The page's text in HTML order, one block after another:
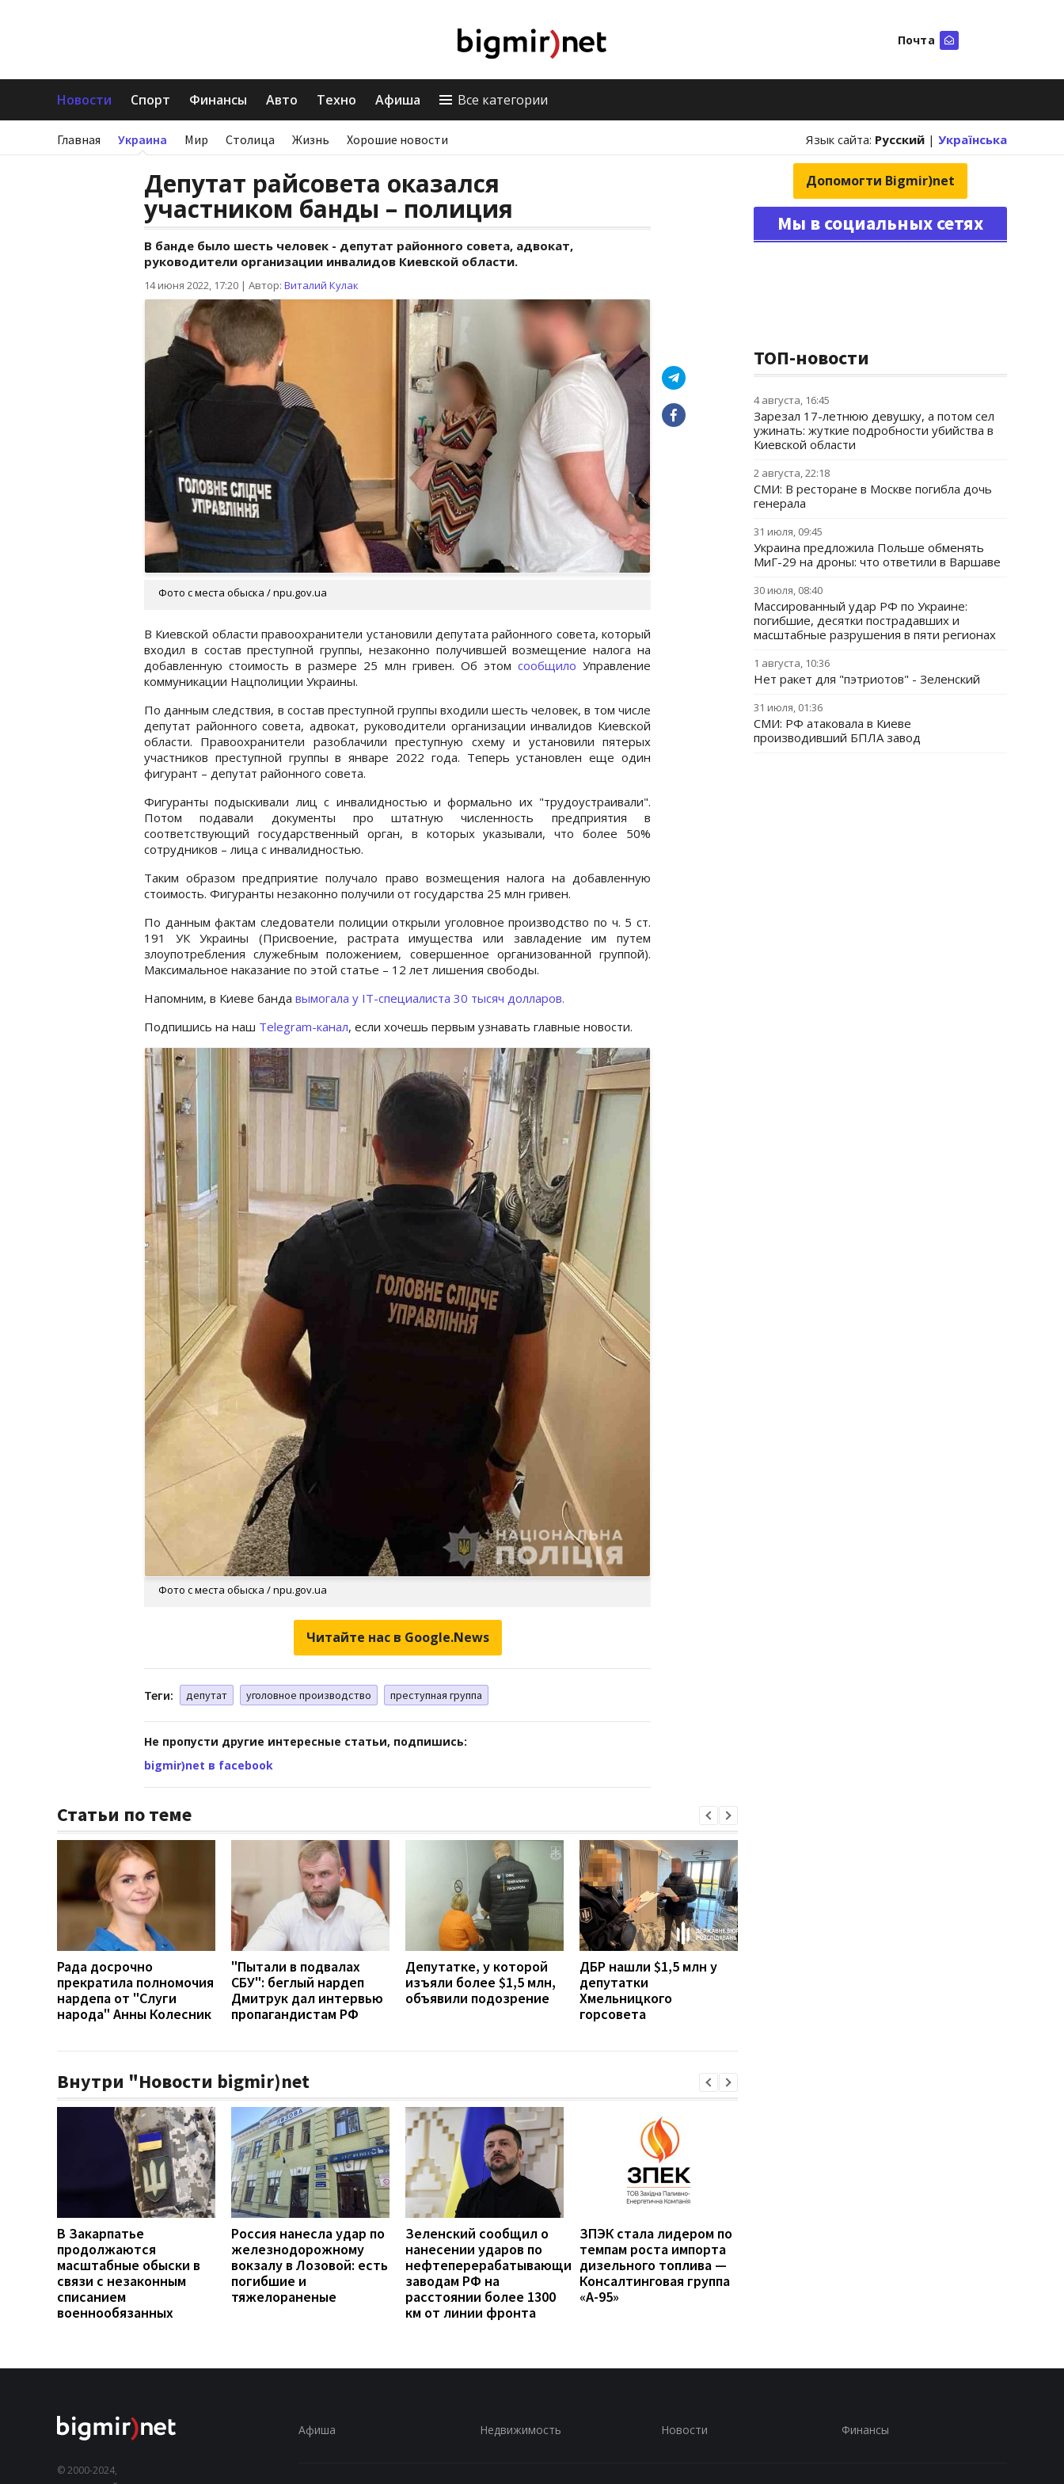
Почта
Новости Спорт Финансы Авто Техно Афиша Все категории
Главная Украина Мир Столица Жизнь Хорошие новости Язык сайта: Русский | Українська
Депутат райсовета оказался
участником банды – полиция
В банде было шесть человек - депутат районного совета, адвокат,
руководители организации инвалидов Киевской области.
14 июня 2022, 17:20 | Автор: Виталий Кулак
Фото с места обыска / npu.gov.ua
В Киевской области правоохранители установили депутата районного совета, который
входил в состав преступной группы, незаконно получившей возмещение налога на
добавленную стоимость в размере 25 млн гривен. Об этом сообщило Управление
коммуникации Нацполиции Украины.
По данным следствия, в состав преступной группы входили шесть человек, в том числе
депутат районного совета, адвокат, руководители организации инвалидов Киевской
области. Правоохранители разоблачили преступную схему и установили пятерых
участников преступной группы в январе 2022 года. Теперь установлен еще один
фигурант – депутат районного совета.
Фигуранты подыскивали лиц с инвалидностью и формально их "трудоустраивали".
Потом подавали документы про штатную численность предприятия в
соответствующий государственный орган, в которых указывали, что более 50%
сотрудников – лица с инвалидностью.
Таким образом предприятие получало право возмещения налога на добавленную
стоимость. Фигуранты незаконно получили от государства 25 млн гривен.
По данным фактам следователи полиции открыли уголовное производство по ч. 5 ст.
191 УК Украины (Присвоение, растрата имущества или завладение им путем
злоупотребления служебным положением, совершенное организованной группой).
Максимальное наказание по этой статье – 12 лет лишения свободы.
Напомним, в Киеве банда вымогала у IT-специалиста 30 тысяч долларов.
Подпишись на наш Telegram-канал, если хочешь первым узнавать главные новости.
Фото с места обыска / npu.gov.ua
Читайте нас в Google.News
Теги: депутат уголовное производство преступная группа
Не пропусти другие интересные статьи, подпишись:
bigmir)net в facebook
Статьи по теме
Рада досрочно
прекратила полномочия
нардепа от "Слуги
народа" Анны Колесник
"Пытали в подвалах
СБУ": беглый нардеп
Дмитрук дал интервью
пропагандистам РФ
Депутатке, у которой
изъяли более $1,5 млн,
объявили подозрение
ДБР нашли $1,5 млн у
депутатки
Хмельницкого
горсовета
Внутри "Новости bigmir)net
В Закарпатье
продолжаются
масштабные обыски в
связи с незаконным
списанием
военнообязанных
Россия нанесла удар по
железнодорожному
вокзалу в Лозовой: есть
погибшие и
тяжелораненые
Зеленский сообщил о
нанесении ударов по
нефтеперерабатывающим
заводам РФ на
расстоянии более 1300
км от линии фронта
ЗПЭК стала лидером по
темпам роста импорта
дизельного топлива —
Консалтинговая группа
«А-95»
Допомогти Bigmir)net
Мы в социальных сетях
ТОП-новости
4 августа, 16:45
Зарезал 17-летнюю девушку, а потом сел
ужинать: жуткие подробности убийства в
Киевской области
2 августа, 22:18
СМИ: В ресторане в Москве погибла дочь
генерала
31 июля, 09:45
Украина предложила Польше обменять
МиГ-29 на дроны: что ответили в Варшаве
30 июля, 08:40
Массированный удар РФ по Украине:
погибшие, десятки пострадавших и
масштабные разрушения в пяти регионах
1 августа, 10:36
Нет ракет для "пэтриотов" - Зеленский
31 июля, 01:36
СМИ: РФ атаковала в Киеве
производивший БПЛА завод
© 2000-2024,
Афиша Недвижимость Новости Финансы